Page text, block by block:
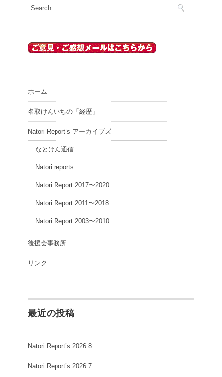
ホーム
名取けんいちの「経歴」
Natori Report’s アーカイブズ
なとけん通信
Natori reports
Natori Report 2017〜2020
Natori Report 2011〜2018
Natori Report 2003〜2010
後援会事務所
リンク
最近の投稿
Natori Report’s 2026.8
Natori Report’s 2026.7